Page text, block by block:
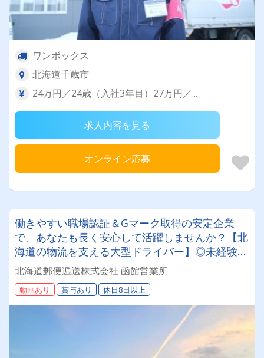
ワンボックス
北海道千歳市
24万円／24歳（入社3年目）27万円／...
求人内容を見る
オンライン応募
働きやすい職場認証＆Gマーク取得の安定企業
で、あなたも長く安心して活躍しませんか？【北
海道の物流を支える大型ドライバー】◎未経験歓
迎◎残業月平均8～9時間◎賞与年3回（昨年度実
績：計4.05ヶ月分）◎カゴ台車メイン
北海道郵便逓送株式会社 函館営業所
動画あり 賞与あり 休日8日以上